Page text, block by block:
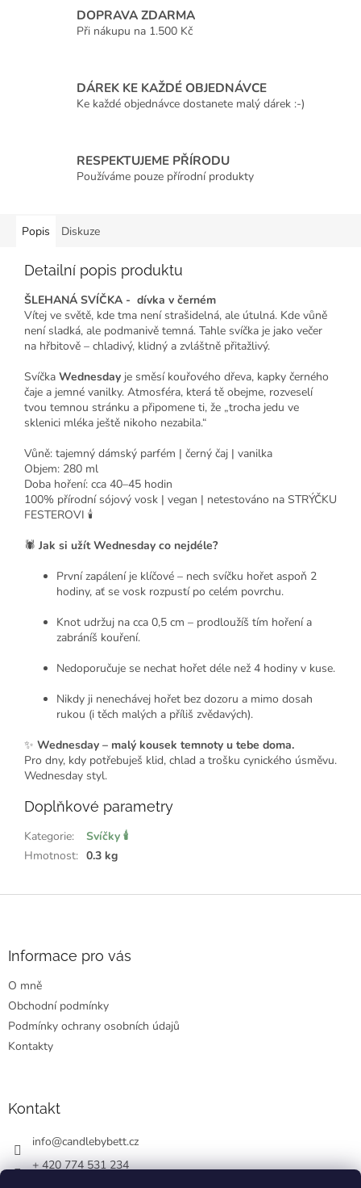
DOPRAVA ZDARMA
Při nákupu na 1.500 Kč
DÁREK KE KAŽDÉ OBJEDNÁVCE
Ke každé objednávce dostanete malý dárek :-)
RESPEKTUJEME PŘÍRODU
Používáme pouze přírodní produkty
Popis Diskuze
Detailní popis produktu
ŠLEHANÁ SVÍČKA - dívka v černém
Vítej ve světě, kde tma není strašidelná, ale útulná. Kde vůně
není sladká, ale podmanivě temná. Tahle svíčka je jako večer
na hřbitově – chladivý, klidný a zvláštně přitažlivý.
Svíčka Wednesday je směsí kouřového dřeva, kapky černého
čaje a jemné vanilky. Atmosféra, která tě obejme, rozveselí
tvou temnou stránku a připomene ti, že „trocha jedu ve
sklenici mléka ještě nikoho nezabila.“
Vůně: tajemný dámský parfém | černý čaj | vanilka
Objem: 280 ml
Doba hoření: cca 40–45 hodin
100% přírodní sójový vosk | vegan | netestováno na STRÝČKU
FESTEROVI 🕯️
🕷️ Jak si užít Wednesday co nejdéle?
První zapálení je klíčové – nech svíčku hořet aspoň 2
hodiny, ať se vosk rozpustí po celém povrchu.
Knot udržuj na cca 0,5 cm – prodloužíš tím hoření a
zabráníš kouření.
Nedoporučuje se nechat hořet déle než 4 hodiny v kuse.
Nikdy ji nenechávej hořet bez dozoru a mimo dosah
rukou (i těch malých a příliš zvědavých).
✨ Wednesday – malý kousek temnoty u tebe doma.
Pro dny, kdy potřebuješ klid, chlad a trošku cynického úsměvu.
Wednesday styl.
Doplňkové parametry
Kategorie:
Svíčky 🕯️
Hmotnost: 0.3 kg
Informace pro vás
O mně
Obchodní podmínky
Podmínky ochrany osobních údajů
Kontakty
Kontakt
info@candlebybett.cz
+ 420 774 531 234